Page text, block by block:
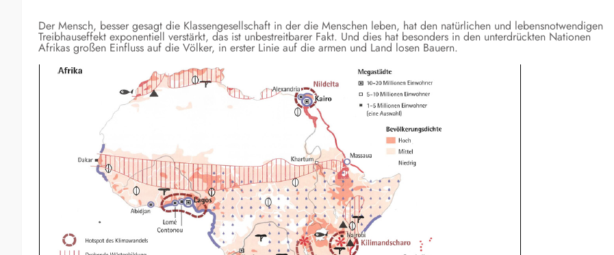
Der Mensch, besser gesagt die Klassengesellschaft in der die Menschen leben, hat den natürlichen und lebensnotwendigen
Treibhauseffekt exponentiell verstärkt, das ist unbestreitbarer Fakt. Und dies hat besonders in den unterdrückten Nationen
Afrikas großen Einfluss auf die Völker, in erster Linie auf die armen und Land losen Bauern.